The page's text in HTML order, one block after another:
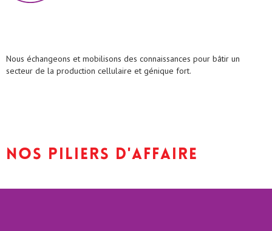
Nous échangeons et mobilisons des connaissances pour bâtir un
secteur de la production cellulaire et génique fort.
nos piliers d'affaire